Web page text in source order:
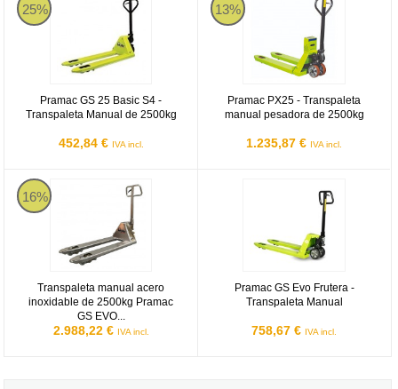
25%
Pramac GS 25 Basic S4 -
Transpaleta Manual de 2500kg
452,84 € IVA incl.
13%
Pramac PX25 - Transpaleta
manual pesadora de 2500kg
1.235,87 € IVA incl.
16%
Transpaleta manual acero
inoxidable de 2500kg Pramac
GS EVO...
2.988,22 € IVA incl.
Pramac GS EVO INOX
Pramac GS Evo Frutera -
Transpaleta Manual
758,67 € IVA incl.